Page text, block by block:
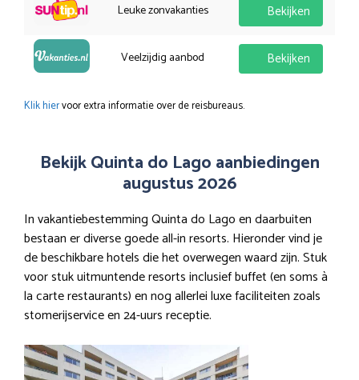
Leuke zonvakanties Bekijken
Veelzijdig aanbod Bekijken
Klik hiervoor extra informatie over de reisbureaus.
Bekijk Quinta do Lago aanbiedingen
augustus 2026
In vakantiebestemming Quinta do Lago en daarbuiten
bestaan er diverse goede all-in resorts. Hieronder vind je
de beschikbare hotels die het overwegen waard zijn. Stuk
voor stuk uitmuntende resorts inclusief buffet (en soms à
la carte restaurants) en nog allerlei luxe faciliteiten zoals
stomerijservice en 24-uurs receptie.